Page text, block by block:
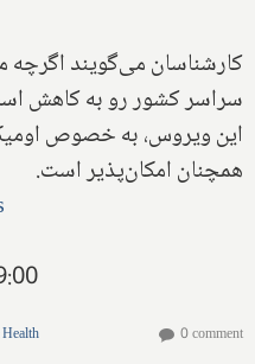
سراسر کشور رو به کاهش
این ویروس، به خصوص
همچنان امکان‌پذیر است.
Health 0 comment